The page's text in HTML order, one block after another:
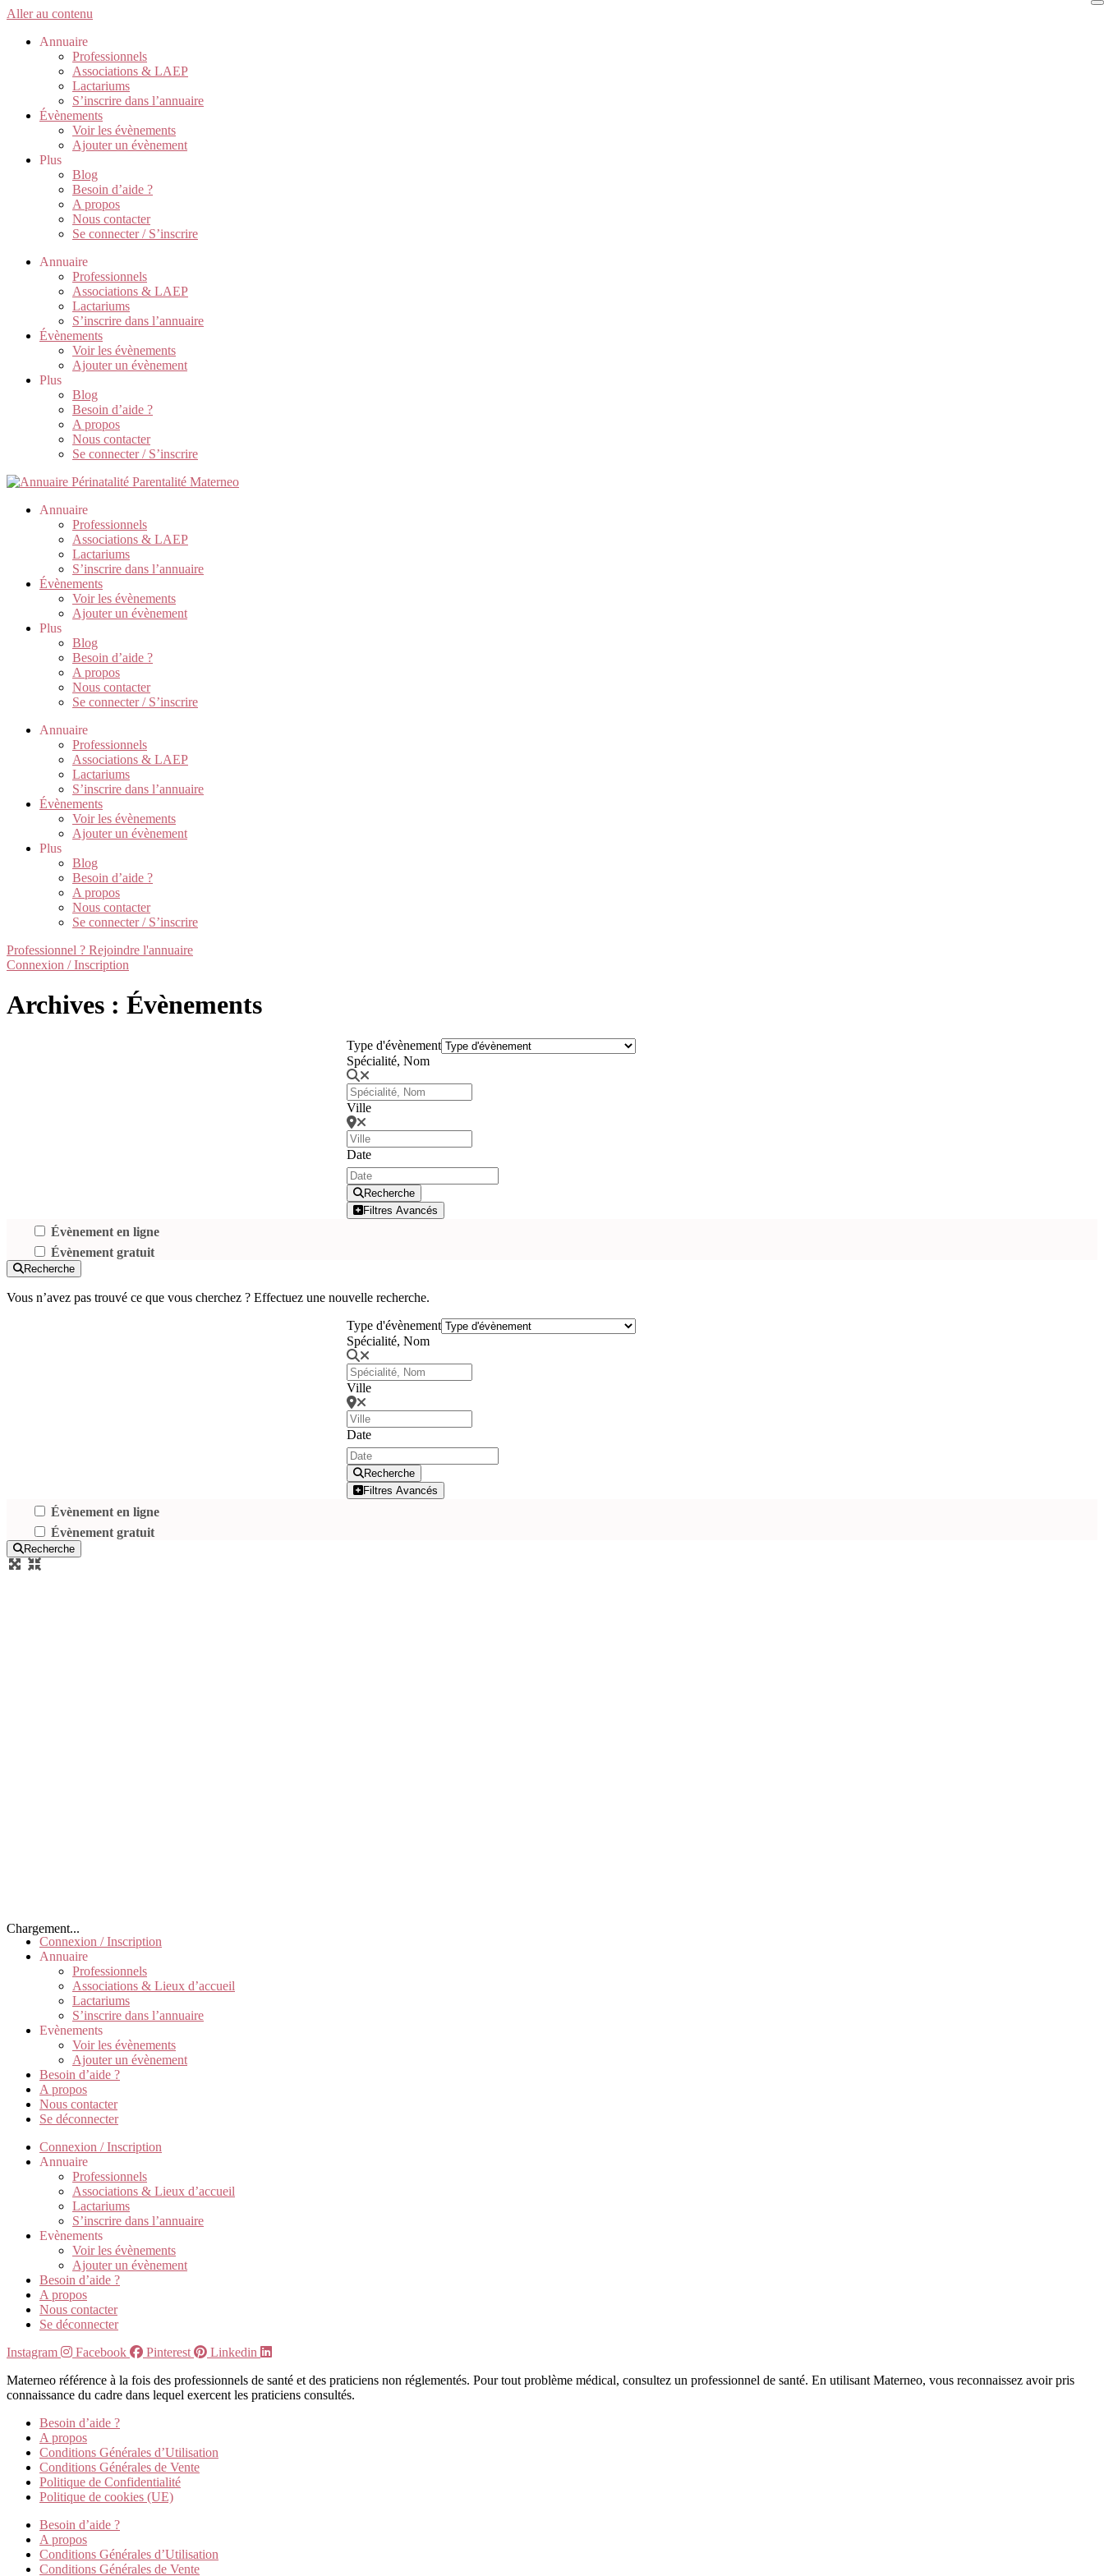
Aller au contenu
Annuaire
Professionnels
Associations & LAEP
Lactariums
S’inscrire dans l’annuaire
Évènements
Voir les évènements
Ajouter un évènement
Plus
Blog
Besoin d’aide ?
A propos
Nous contacter
Se connecter / S’inscrire
Annuaire
Professionnels
Associations & LAEP
Lactariums
S’inscrire dans l’annuaire
Évènements
Voir les évènements
Ajouter un évènement
Plus
Blog
Besoin d’aide ?
A propos
Nous contacter
Se connecter / S’inscrire
Annuaire
Professionnels
Associations & LAEP
Lactariums
S’inscrire dans l’annuaire
Évènements
Voir les évènements
Ajouter un évènement
Plus
Blog
Besoin d’aide ?
A propos
Nous contacter
Se connecter / S’inscrire
Annuaire
Professionnels
Associations & LAEP
Lactariums
S’inscrire dans l’annuaire
Évènements
Voir les évènements
Ajouter un évènement
Plus
Blog
Besoin d’aide ?
A propos
Nous contacter
Se connecter / S’inscrire
Professionnel ? Rejoindre l'annuaire
Connexion / Inscription
Archives : Évènements
Type d'évènement
Spécialité, Nom
Ville
Date
Recherche
Filtres Avancés
Évènement en ligne
Évènement gratuit
Recherche
Vous n’avez pas trouvé ce que vous cherchez ? Effectuez une nouvelle recherche.
Type d'évènement
Spécialité, Nom
Ville
Date
Recherche
Filtres Avancés
Évènement en ligne
Évènement gratuit
Recherche
Chargement...
Connexion / Inscription
Annuaire
Professionnels
Associations & Lieux d’accueil
Lactariums
S’inscrire dans l’annuaire
Evènements
Voir les évènements
Ajouter un évènement
Besoin d’aide ?
A propos
Nous contacter
Se déconnecter
Connexion / Inscription
Annuaire
Professionnels
Associations & Lieux d’accueil
Lactariums
S’inscrire dans l’annuaire
Evènements
Voir les évènements
Ajouter un évènement
Besoin d’aide ?
A propos
Nous contacter
Se déconnecter
Instagram
Facebook Pinterest
Linkedin
Materneo référence à la fois des professionnels de santé et des praticiens non réglementés. Pour tout problème médical, consultez un professionnel de santé. En utilisant Materneo, vous reconnaissez avoir pris
connaissance du cadre dans lequel exercent les praticiens consultés.
Besoin d’aide ?
A propos
Conditions Générales d’Utilisation
Conditions Générales de Vente
Politique de Confidentialité
Politique de cookies (UE)
Besoin d’aide ?
A propos
Conditions Générales d’Utilisation
Conditions Générales de Vente